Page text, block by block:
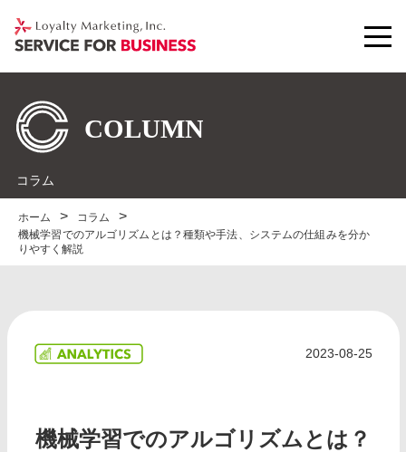
コラム
ホーム
コラム
機械学習でのアルゴリズムとは？種類や手法、システムの仕組みを分か
りやすく解説
2023-08-25
機械学習でのアルゴリズムとは？